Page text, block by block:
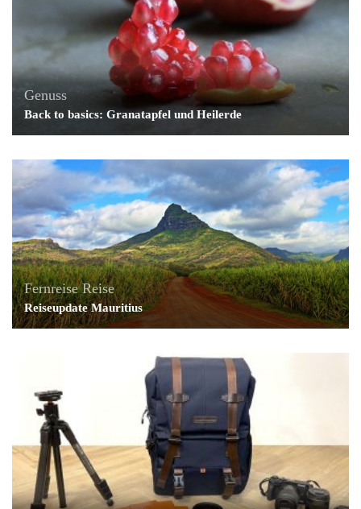
Genuss
Back to basics: Granatapfel und Heilerde
Fernreise Reise
Reiseupdate Mauritius